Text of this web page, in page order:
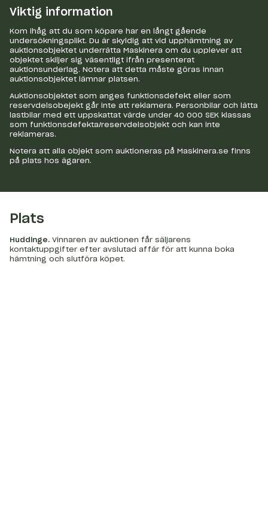
Viktig information
Kom ihåg att du som köpare har en långt gående
undersökningsplikt. Du är skyldig att vid upphämtning av
auktionsobjektet underrätta Maskinera om du upplever att
objektet skiljer sig väsentligt ifrån presenterat
auktionsunderlag. Notera att detta måste göras innan
auktionsobjektet lämnar platsen.
Auktionsobjektet som anges funktionsdefekt eller som
reservdelsobejekt går inte att reklamera. Personbilar och lätta
lastbilar med ett uppskattat värde under 40 000 SEK klassas
som funktionsdefekta/reservdelsobjekt och kan inte
reklameras.
Notera att alla objekt som auktioneras på Maskinera.se finns
på plats hos ägaren.
Plats
Huddinge. Vinnaren av auktionen får säljarens
kontaktuppgifter efter avslutad affär för att kunna boka
hämtning och slutföra köpet.